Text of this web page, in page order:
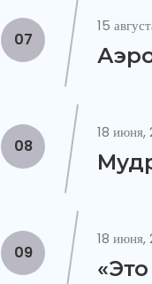
07
15
08
18 июня,
09
18 июня,